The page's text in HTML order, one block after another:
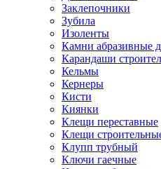
Заклепочники
Зубила
Изоленты
Камни абразивные
Карандаши
Кельмы
Кернеры
Кисти
Киянки
Клещи переставные
Клещи
Клупп трубный
Ключи гаечные